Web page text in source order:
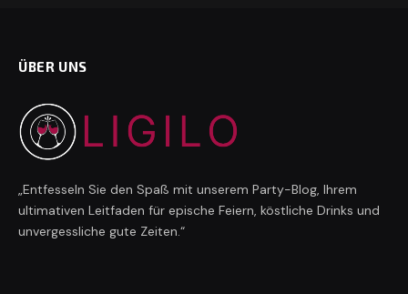
ÜBER UNS
„Entfesseln Sie den Spaß mit unserem Party-Blog, Ihrem
ultimativen Leitfaden für epische Feiern, köstliche Drinks und
unvergessliche gute Zeiten.“